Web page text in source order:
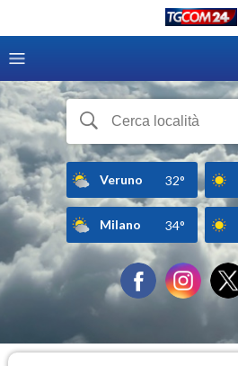
Veruno 32°
Milano 34°